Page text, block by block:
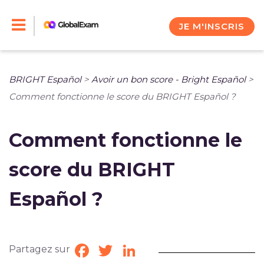
JE M'INSCRIS
BRIGHT Español> Avoir un bon score - Bright Español>
Comment fonctionne le score du BRIGHT Español ?
Comment fonctionne le
score du BRIGHT
Español ?
Partagez sur Facebook
TwitterLinkedIn